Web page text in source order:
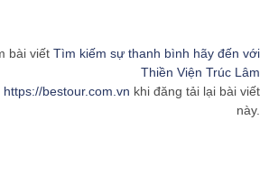
bài viết Tìm kiếm sự thanh bình hãy đến với
Thiền Viện Trúc Lâm
https://bestour.com.vn khi đăng tải lại bài viết
này.